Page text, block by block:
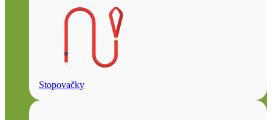
Stopovačky